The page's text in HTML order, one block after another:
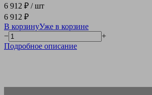
6 912 ₽ / шт
6 912 ₽
В корзинуУже в корзине
−
+
Подробное описание